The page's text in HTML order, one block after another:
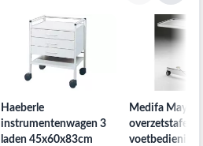
Haeberle
instrumentenwagen 3
laden 45x60x83cm
Medifa Mayo
overzetstafel
voetbediening